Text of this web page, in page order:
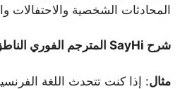
المحادثات الشخصية والاحتفالات
شرح SayHi المترجم الفوري الناطق :
مثال: إذا كنت تتحدث اللغة